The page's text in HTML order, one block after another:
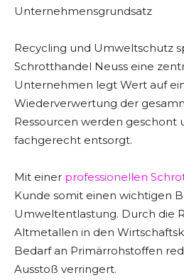
Unternehmensgrundsatz
Recycling und Umweltschutz
Schrotthandel Neuss eine
Unternehmen legt Wert auf
Wiederverwertung der
Ressourcen werden geschont
fachgerecht entsorgt.
Mit einer professionellen
Kunde somit einen wichtigen
Umweltentlastung. Durch die
Altmetallen in den
Bedarf an Primärrohstoffen
Ausstoß verringert.